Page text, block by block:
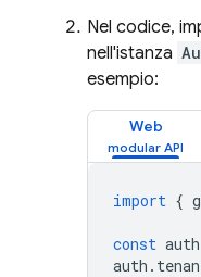
Nel codice,
nell'istanza
esempio:
Web
import {
const auth
auth .